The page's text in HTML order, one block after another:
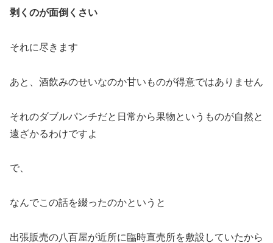
剥くのが面倒くさい
それに尽きます
あと、酒飲みのせいなのか甘いものが得意ではありません
それのダブルパンチだと日常から果物というものが自然と
遠ざかるわけですよ
で、
なんでこの話を綴ったのかというと
出張販売の八百屋が近所に臨時直売所を敷設していたから